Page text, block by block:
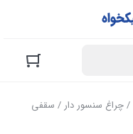
/چراغ سنسور دار / سقفی